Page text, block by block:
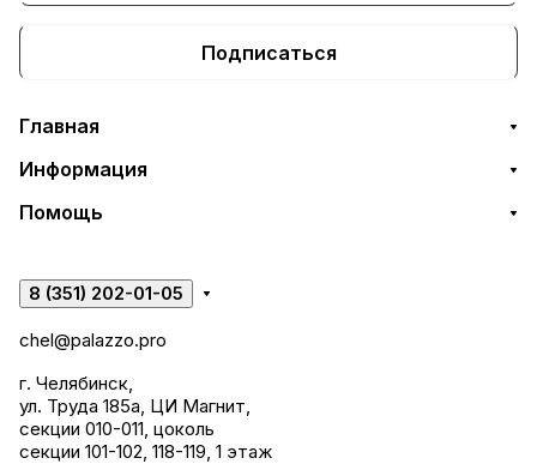
Подписаться
Главная
Информация
Помощь
8 (351) 202-01-05
chel@palazzo.pro
г. Челябинск,
ул. Труда 185а, ЦИ Магнит,
секции 010-011, цоколь
секции 101-102, 118-119, 1 этаж